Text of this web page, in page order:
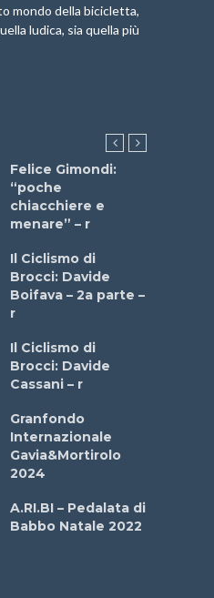
mondo della bicicletta,
ludica, sia quella più
Felice Gimondi:
“poche
chiacchiere e
menare” – r
Il Ciclismo di
Brocci: Davide
Boifava – 2a parte –
r
Il Ciclismo di
Brocci: Davide
Cassani – r
Granfondo
Internazionale
Gavia&Mortirolo
2024
A.RI.BI – Pedalata di
Babbo Natale 2022